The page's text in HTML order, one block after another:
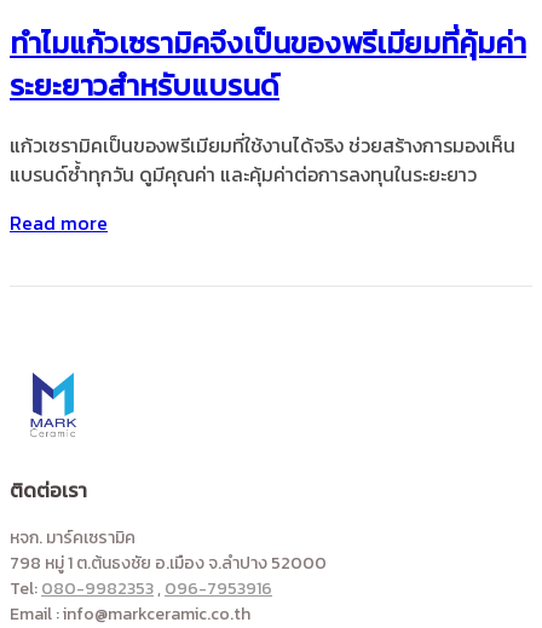
ทำไมแก้วเซรามิคจึงเป็นของพรีเมียมที่คุ้มค่า
ระยะยาวสำหรับแบรนด์
แก้วเซรามิคเป็นของพรีเมียมที่ใช้งานได้จริง ช่วยสร้างการมองเห็น
แบรนด์ซ้ำทุกวัน ดูมีคุณค่า และคุ้มค่าต่อการลงทุนในระยะยาว
Read more
ติดต่อเรา
หจก. มาร์คเซรามิค
798 หมู่ 1 ต.ต้นธงชัย อ.เมือง จ.ลำปาง 52000
Tel:080-9982353,096-7953916
Email : info@markceramic.co.th